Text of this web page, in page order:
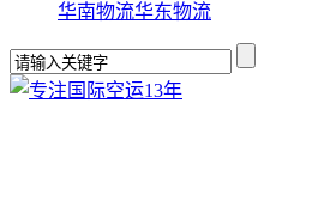
华南物流华东物流